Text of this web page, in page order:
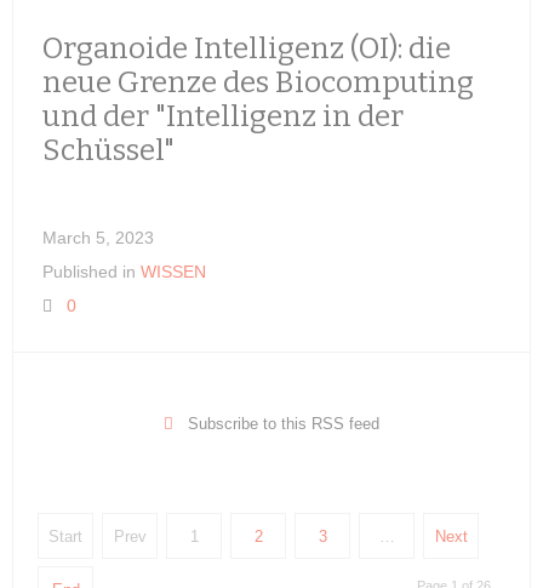
Organoide Intelligenz (OI): die
neue Grenze des Biocomputing
und der "Intelligenz in der
Schüssel"
March 5, 2023
Published in WISSEN
0
Subscribe to this RSS feed
Start Prev 1 2 3 … Next